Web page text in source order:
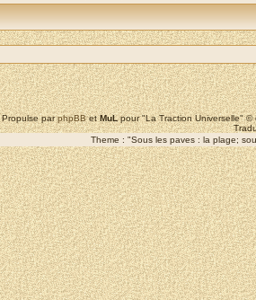
Propulse parphpBBetMuLpour "La Traction Universelle"
Theme : "Sous les paves : la plage;